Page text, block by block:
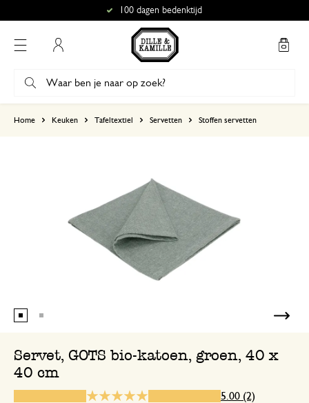
100 dagen bedenktijd
Home Keuken Tafeltextiel Servetten Stoffen servetten
Servet, GOTS bio-katoen, groen, 40 x
40 cm
5.00 (2)
1
Enkel een score, geen toelichting